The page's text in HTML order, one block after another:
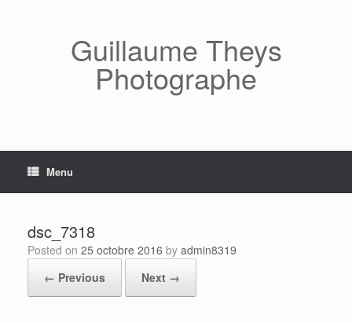
Guillaume Theys
Photographe
Menu
dsc_7318
Posted on 25 octobre 2016 by admin8319
← Previous
Next →